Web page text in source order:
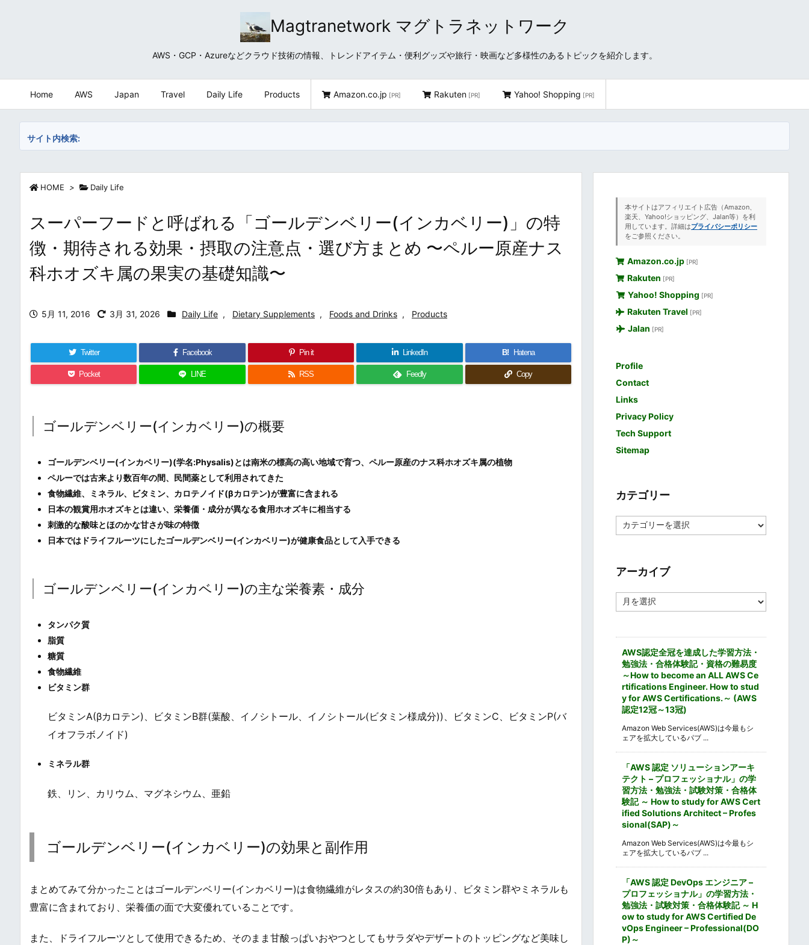
Magtranetwork マグトラネットワーク
AWS・GCP・Azureなどクラウド技術の情報、トレンドアイテム・便利グッズや旅行・映画など多様性のあるトピックを紹介します。
Home AWS Japan Travel Daily Life Products Amazon.co.jp [PR] Rakuten [PR] Yahoo! Shopping [PR]
サイト内検索:
HOME > Daily Life
スーパーフードと呼ばれる「ゴールデンベリー(インカベリー)」の特
徴・期待される効果・摂取の注意点・選び方まとめ 〜ペルー原産ナス
科ホオズキ属の果実の基礎知識〜
5月 11, 2016 3月 31, 2026 Daily Life , Dietary Supplements , Foods and Drinks , Products
Twitter Facebook Pin it LinkedIn B! Hatena
Pocket LINE RSS Feedly Copy
ゴールデンベリー(インカベリー)の概要
ゴールデンベリー(インカベリー)(学名:Physalis)とは南米の標高の高い地域で育つ、ペルー原産のナス科ホオズキ属の植物
ペルーでは古来より数百年の間、民間薬として利用されてきた
食物繊維、ミネラル、ビタミン、カロテノイド(βカロテン)が豊富に含まれる
日本の観賞用ホオズキとは違い、栄養価・成分が異なる食用ホオズキに相当する
刺激的な酸味とほのかな甘さが味の特徴
日本ではドライフルーツにしたゴールデンベリー(インカベリー)が健康食品として入手できる
ゴールデンベリー(インカベリー)の主な栄養素・成分
タンパク質
脂質
糖質
食物繊維
ビタミン群
ビタミンA(βカロテン)、ビタミンB群(葉酸、イノシトール、イノシトール(ビタミン様成分))、ビタミンC、ビタミンP(バ
イオフラボノイド)
ミネラル群
鉄、リン、カリウム、マグネシウム、亜鉛
ゴールデンベリー(インカベリー)の効果と副作用
まとめてみて分かったことはゴールデンベリー(インカベリー)は食物繊維がレタスの約30倍もあり、ビタミン群やミネラルも
豊富に含まれており、栄養価の面で大変優れていることです。
また、ドライフルーツとして使用できるため、そのまま甘酸っぱいおやつとしてもサラダやデザートのトッピングなど美味し
本サイトはアフィリエイト広告（Amazon、
楽天、Yahoo!ショッピング、Jalan等）を利
用しています。詳細はプライバシーポリシー
をご参照ください。
Amazon.co.jp [PR]
Rakuten [PR]
Yahoo! Shopping [PR]
Rakuten Travel [PR]
Jalan [PR]
Profile
Contact
Links
Privacy Policy
Tech Support
Sitemap
カテゴリー
テ
ー
アーカイブ
ー
AWS認定全冠を達成した学習方法・
勉強法・合格体験記・資格の難易度
～How to become an ALL AWS Ce
rtifications Engineer. How to stud
y for AWS Certifications.～ (AWS
認定12冠～13冠)
Amazon Web Services(AWS)は今最もシ
ェアを拡大しているパブ ...
「AWS 認定 ソリューションアーキ
テクト – プロフェッショナル」の学
習方法・勉強法・試験対策・合格体
験記 ～ How to study for AWS Cert
ified Solutions Architect – Profes
sional(SAP)～
Amazon Web Services(AWS)は今最もシ
ェアを拡大しているパブ ...
「AWS 認定 DevOps エンジニア –
プロフェッショナル」の学習方法・
勉強法・試験対策・合格体験記 ～ H
ow to study for AWS Certified De
vOps Engineer – Professional(DO
P)～